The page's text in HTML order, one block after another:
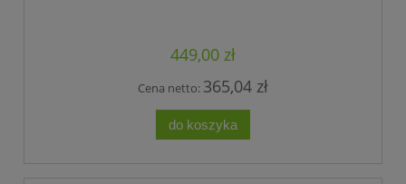
449,00 zł
Cena netto: 365,04 zł
do koszyka